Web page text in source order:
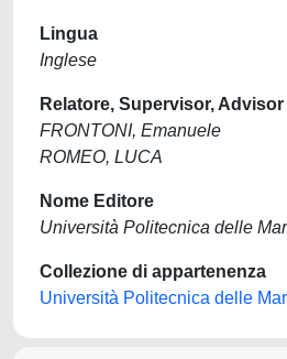
Lingua
Inglese
Relatore, Supervisor,
FRONTONI, Emanuele
ROMEO, LUCA
Nome Editore
Università Politecnica delle
Collezione di appartenenza
Università Politecnica delle